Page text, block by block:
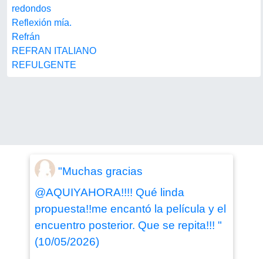
redondos
Reflexión mía.
Refrán
REFRAN ITALIANO
REFULGENTE
"Muchas gracias
@AQUIYAHORA!!!! Qué linda
propuesta!!me encantó la película y el
encuentro posterior. Que se repita!!! "
(10/05/2026)